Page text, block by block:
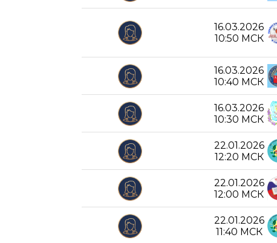
16.03.2026
10:50 МСК
16.03.2026
10:40 МСК
16.03.2026
10:30 МСК
22.01.2026
12:20 МСК
22.01.2026
12:00 МСК
22.01.2026
11:40 МСК